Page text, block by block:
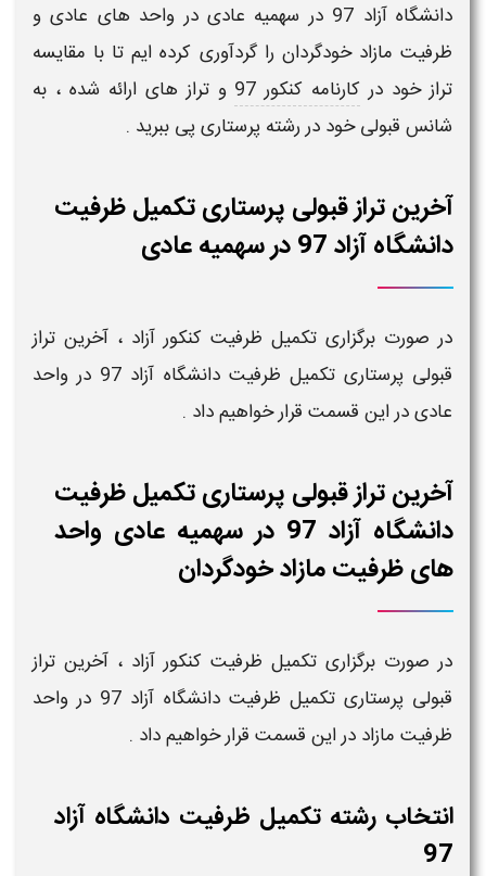
دانشگاه آزاد 97
در سهمیه عادی در واحد های عادی و
ظرفیت مازاد خودگردان را گردآوری کرده ایم تا با مقایسه
تراز خود در کارنامه کنکور 97
و تراز های ارائه شده ، به
شانس قبولی خود در رشته پرستاریپی ببرید .
آخرین تراز قبولی پرستاری تکمیل ظرفیت
دانشگاه آزاد 97 در سهمیه عادی
در صورت برگزاری تکمیل ظرفیت کنکور آزاد ، آخرین تراز
قبولی پرستاری تکمیل ظرفیت دانشگاه آزاد 97
در واحد
عادی در این قسمت قرار خواهیم داد .
آخرین تراز قبولی پرستاری تکمیل ظرفیت
دانشگاه آزاد 97 در سهمیه عادی واحد
های ظرفیت مازاد خودگردان
در صورت برگزاری تکمیل ظرفیت کنکور آزاد ، آخرین تراز
قبولی پرستاری تکمیل ظرفیت دانشگاه آزاد 97
در واحد
ظرفیت مازاد در این قسمت قرار خواهیم داد .
انتخاب رشته تکمیل ظرفیت دانشگاه آزاد
97